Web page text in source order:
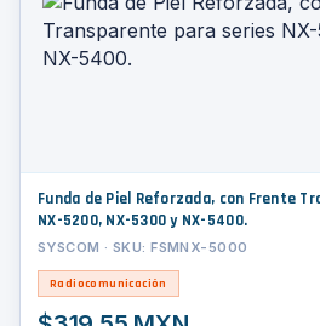
Funda de Piel Reforzada, con Frente
NX-5200, NX-5300 y NX-5400.
SYSCOM · SKU: FSMNX-5000
Radiocomunicación